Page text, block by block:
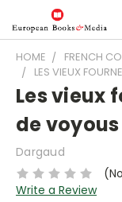
HOME
FRENCH
LES VIEUX
Les vieux
de voyous
Dargaud
Write a Review